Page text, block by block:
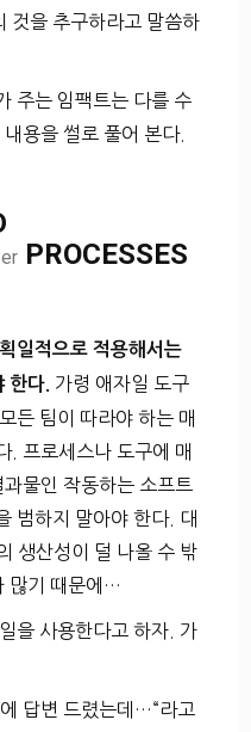
것을 추구하라고 말씀하
주는 임팩트는 다를 수
용을 썰로 풀어 본다.
PROCESSES
일적으로 적용해서는
한다. 가령 애자일 도구
든 팀이 따라야 하는 매
. 프로세스나 도구에 매
물인 작동하는 소프트
범하지 말아야 한다. 대
생산성이 덜 나올 수 밖
많기 때문에…
을 사용한다고 하자. 가
답변 드렸는데…“라고